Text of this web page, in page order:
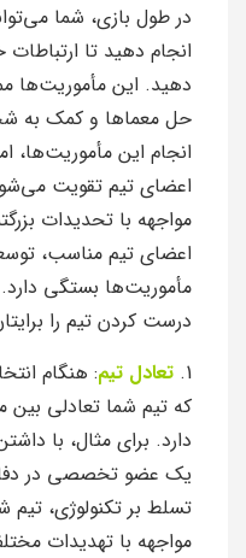
در طول بازی، شما
انجام دهید تا
دهید. این مأموریت‌ها
حل معماها و کمک به
انجام این مأموریت‌ها،
اعضای تیم تقویت
مواجهه با تحدیدات
اعضای تیم مناسب،
مأموریت‌ها بستگی
درست کردن تیم را
1. تعادل تیم: هنگام
که تیم شما تعادلی
دارد. برای مثال، با
یک عضو تخصصی در
تسلط بر تکنولوژی، تیم
مواجهه با تهدیدات